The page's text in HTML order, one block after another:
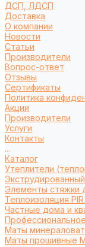
ДСП, ЛДСП
Доставка
О компании
Новости
Статьи
Производители
Вопрос-ответ
Отзывы
Сертификаты
Политика
Акции
Производители
Услуги
Контакты
...
Каталог
Утеплители
Элементы стяжки
Теплоизоляция
Частные дома и
Маты
Маты прошивные